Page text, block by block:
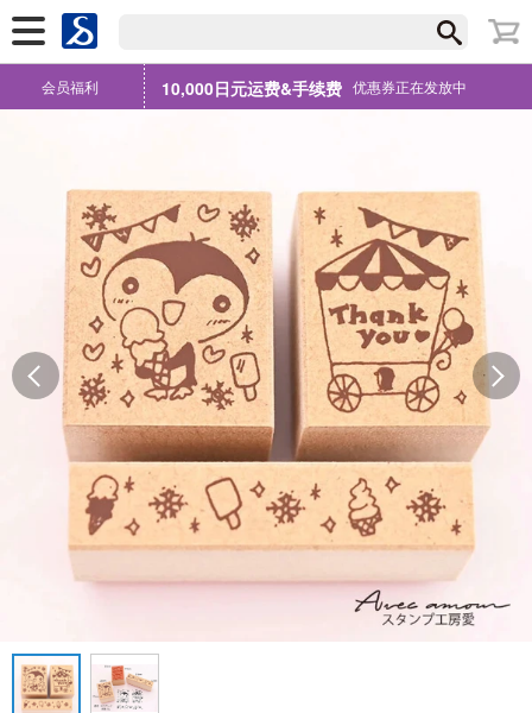
会员福利 10,000日元运费&手续费 优惠券正在发放中